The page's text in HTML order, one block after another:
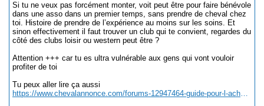
Si tu ne veux pas forcément monter, voit peut être pour faire bénévole
dans une asso dans un premier temps, sans prendre de cheval chez
toi. Histoire de prendre de l’expérience au moins sur les soins. Et
sinon effectivement il faut trouver un club qui te convient, regardes du
côté des clubs loisir ou western peut être ?
Attention +++ car tu es ultra vulnérable aux gens qui vont vouloir
profiter de toi
Tu peux aller lire ça aussi
https://www.chevalannonce.com/forums-12947464-guide-pour-l-achat-d-un-cheval